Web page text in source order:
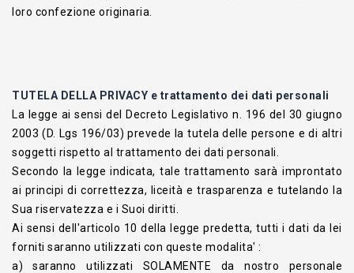
loro confezione originaria.
TUTELA DELLA PRIVACY e trattamento dei dati personali
La legge ai sensi del Decreto Legislativo n. 196 del 30 giugno
2003 (D. Lgs 196/03) prevede la tutela delle persone e di altri
soggetti rispetto al trattamento dei dati personali.
Secondo la legge indicata, tale trattamento sarà improntato
ai principi di correttezza, liceità e trasparenza e tutelando la
Sua riservatezza e i Suoi diritti.
Ai sensi dell'articolo 10 della legge predetta, tutti i dati da lei
forniti saranno utilizzati con queste modalita' :
a) saranno utilizzati SOLAMENTE da nostro personale